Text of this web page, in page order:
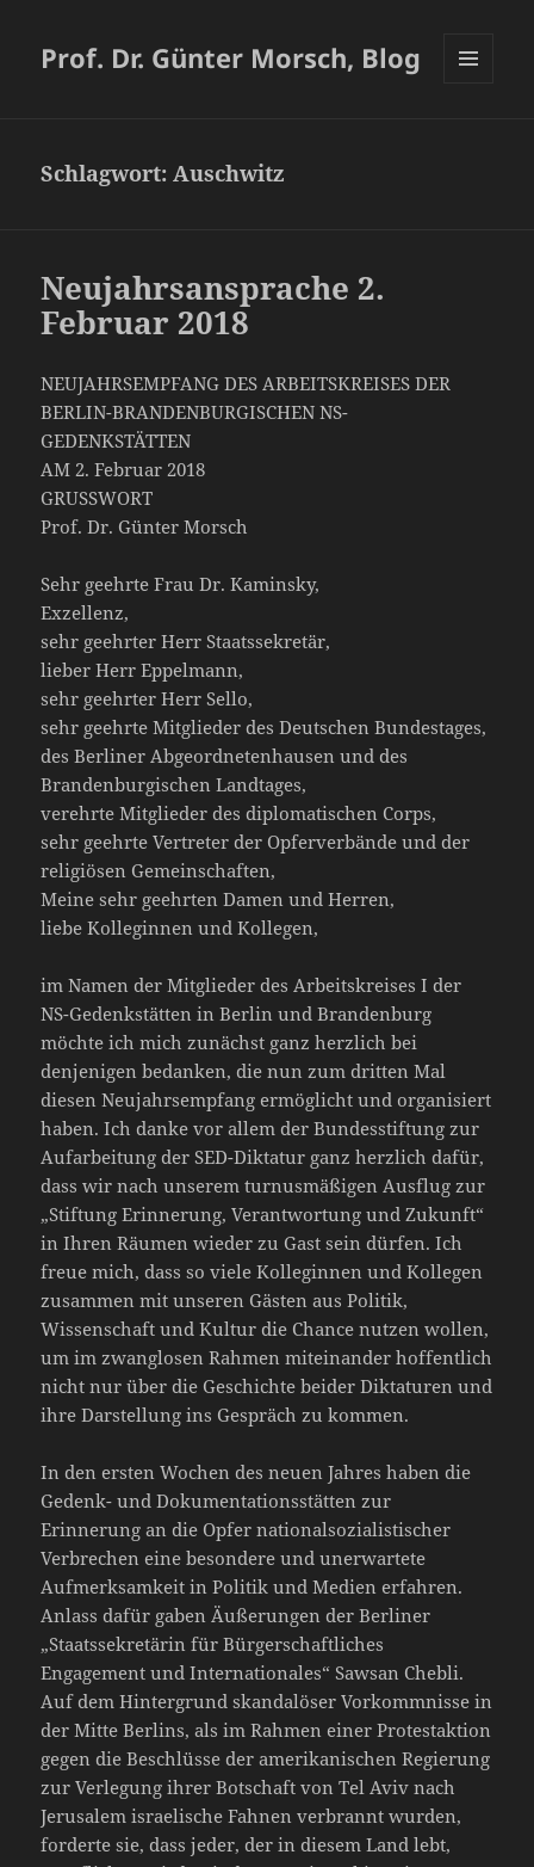
Prof. Dr. Günter Morsch, Blog
Schlagwort:Auschwitz
Neujahrsansprache 2.
Februar 2018
NEUJAHRSEMPFANG DES ARBEITSKREISES DER
BERLIN-BRANDENBURGISCHEN NS-
GEDENKSTÄTTEN
AM 2. Februar 2018
GRUSSWORT
Prof. Dr. Günter Morsch
Sehr geehrte Frau Dr. Kaminsky,
Exzellenz,
sehr geehrter Herr Staatssekretär,
lieber Herr Eppelmann,
sehr geehrter Herr Sello,
sehr geehrte Mitglieder des Deutschen Bundestages,
des Berliner Abgeordnetenhausen und des
Brandenburgischen Landtages,
verehrte Mitglieder des diplomatischen Corps,
sehr geehrte Vertreter der Opferverbände und der
religiösen Gemeinschaften,
Meine sehr geehrten Damen und Herren,
liebe Kolleginnen und Kollegen,
im Namen der Mitglieder des Arbeitskreises I der
NS-Gedenkstätten in Berlin und Brandenburg
möchte ich mich zunächst ganz herzlich bei
denjenigen bedanken, die nun zum dritten Mal
diesen Neujahrsempfang ermöglicht und organisiert
haben. Ich danke vor allem der Bundesstiftung zur
Aufarbeitung der SED-Diktatur ganz herzlich dafür,
dass wir nach unserem turnusmäßigen Ausflug zur
„Stiftung Erinnerung, Verantwortung und Zukunft“
in Ihren Räumen wieder zu Gast sein dürfen. Ich
freue mich, dass so viele Kolleginnen und Kollegen
zusammen mit unseren Gästen aus Politik,
Wissenschaft und Kultur die Chance nutzen wollen,
um im zwanglosen Rahmen miteinander hoffentlich
nicht nur über die Geschichte beider Diktaturen und
ihre Darstellung ins Gespräch zu kommen.
In den ersten Wochen des neuen Jahres haben die
Gedenk- und Dokumentationsstätten zur
Erinnerung an die Opfer nationalsozialistischer
Verbrechen eine besondere und unerwartete
Aufmerksamkeit in Politik und Medien erfahren.
Anlass dafür gaben Äußerungen der Berliner
„Staatssekretärin für Bürgerschaftliches
Engagement und Internationales“ Sawsan Chebli.
Auf dem Hintergrund skandalöser Vorkommnisse in
der Mitte Berlins, als im Rahmen einer Protestaktion
gegen die Beschlüsse der amerikanischen Regierung
zur Verlegung ihrer Botschaft von Tel Aviv nach
Jerusalem israelische Fahnen verbrannt wurden,
forderte sie, dass jeder, der in diesem Land lebt,